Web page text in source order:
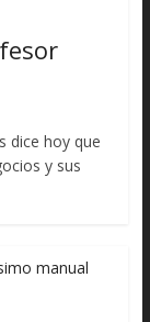
dice hoy que
y sus
manual